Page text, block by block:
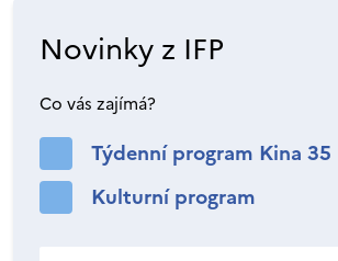
Novinky z IFP
Co vás zajímá?
Týdenní program Kina 35
Kulturní program